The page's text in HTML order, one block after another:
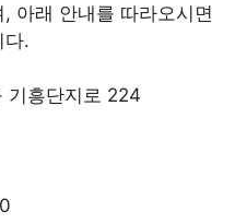
아래 안내를 따라오시면
다.
기흥단지로 224